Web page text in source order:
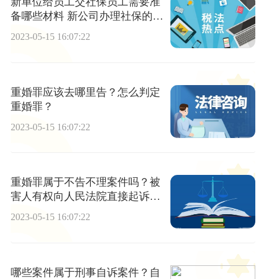
备哪些材料 新公司办理社保的流
程是什么？
2023-05-15 16:07:22
重婚罪应该去哪里告？怎么判定
重婚罪？
2023-05-15 16:07:22
重婚罪属于不告不理案件吗？被
害人有权向人民法院直接起诉
吗？
2023-05-15 16:07:22
哪些案件属于刑事自诉案件？自